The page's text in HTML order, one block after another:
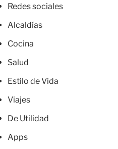
Redes sociales
Alcaldías
Cocina
Salud
Estilo de Vida
Viajes
De Utilidad
Apps